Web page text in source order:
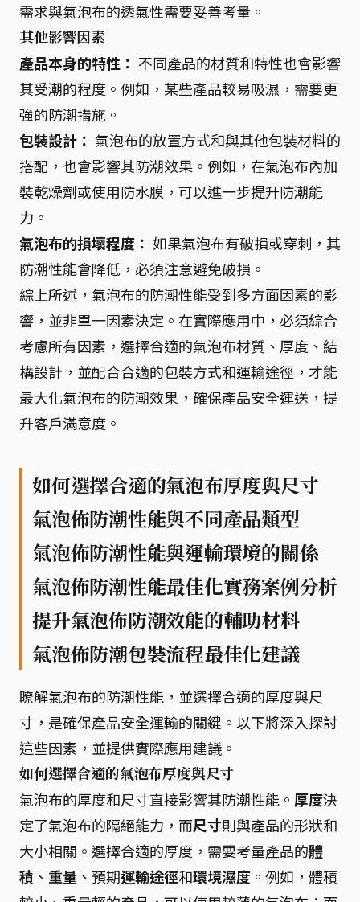
需求與氣泡布的透氣性需要妥善考量。
其他影響因素
產品本身的特性： 不同產品的材質和特性也會影響
其受潮的程度。例如，某些產品較易吸濕，需要更
強的防潮措施。
包裝設計： 氣泡布的放置方式和與其他包裝材料的
搭配，也會影響其防潮效果。例如，在氣泡布內加
裝乾燥劑或使用防水膜，可以進一步提升防潮能
力。
氣泡布的損壞程度： 如果氣泡布有破損或穿刺，其
防潮性能會降低，必須注意避免破損。
綜上所述，氣泡布的防潮性能受到多方面因素的影
響，並非單一因素決定。在實際應用中，必須綜合
考慮所有因素，選擇合適的氣泡布材質、厚度、結
構設計，並配合合適的包裝方式和運輸途徑，才能
最大化氣泡布的防潮效果，確保產品安全運送，提
升客戶滿意度。
如何選擇合適的氣泡布厚度與尺寸
氣泡佈防潮性能與不同產品類型
氣泡佈防潮性能與運輸環境的關係
氣泡佈防潮性能最佳化實務案例分析
提升氣泡佈防潮效能的輔助材料
氣泡佈防潮包裝流程最佳化建議
瞭解氣泡布的防潮性能，並選擇合適的厚度與尺
寸，是確保產品安全運輸的關鍵。以下將深入探討
這些因素，並提供實際應用建議。
如何選擇合適的氣泡布厚度與尺寸
氣泡布的厚度和尺寸直接影響其防潮性能。 厚度決
定了氣泡布的隔絕能力，而尺寸則與產品的形狀和
大小相關。選擇合適的厚度，需要考量產品的體
積 、 重量 、預期運輸途徑和環境濕度 。例如，體積